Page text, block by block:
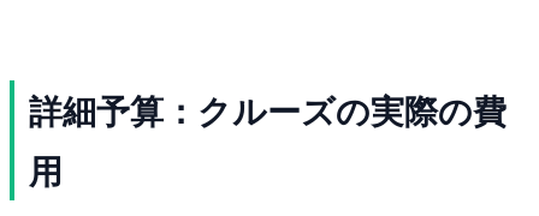
詳細予算：クルーズの実際の費
用